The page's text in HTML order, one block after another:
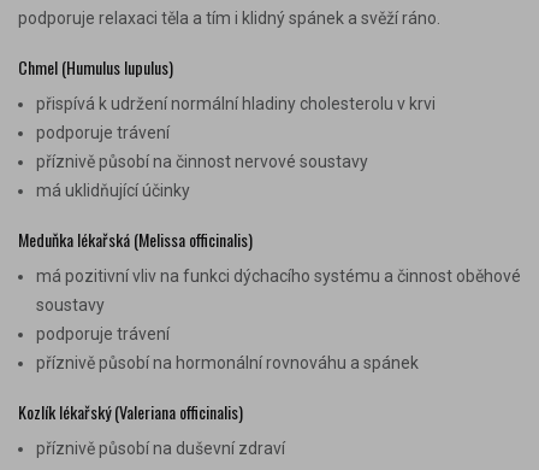
podporuje relaxaci těla a tím i klidný spánek a svěží ráno.
Chmel (Humulus lupulus)
přispívá k udržení normální hladiny cholesterolu v krvi
podporuje trávení
příznivě působí na činnost nervové soustavy
má uklidňující účinky
Meduňka lékařská(Melissa officinalis)
má pozitivní vliv na funkci dýchacího systému a činnost oběhové
soustavy
podporuje trávení
příznivě působí na hormonální rovnováhu a spánek
Kozlík lékařský (Valeriana officinalis)
příznivě působí na duševní zdraví